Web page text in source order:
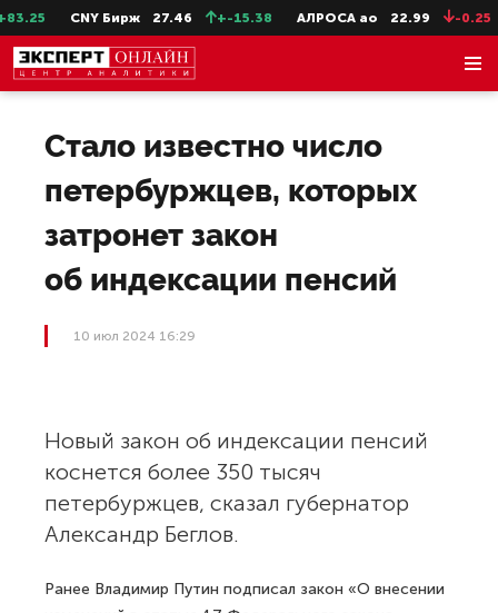
CNY Бирж 27.46 +-15.38 АЛРОСА ао 22.99 -0.25
Стало известно число
петербуржцев, которых
затронет закон
об индексации пенсий
10 июл 2024 16:29
Новый закон об индексации пенсий
коснется более 350 тысяч
петербуржцев, сказал губернатор
Александр Беглов.
Ранее Владимир Путин подписал закон «О внесении